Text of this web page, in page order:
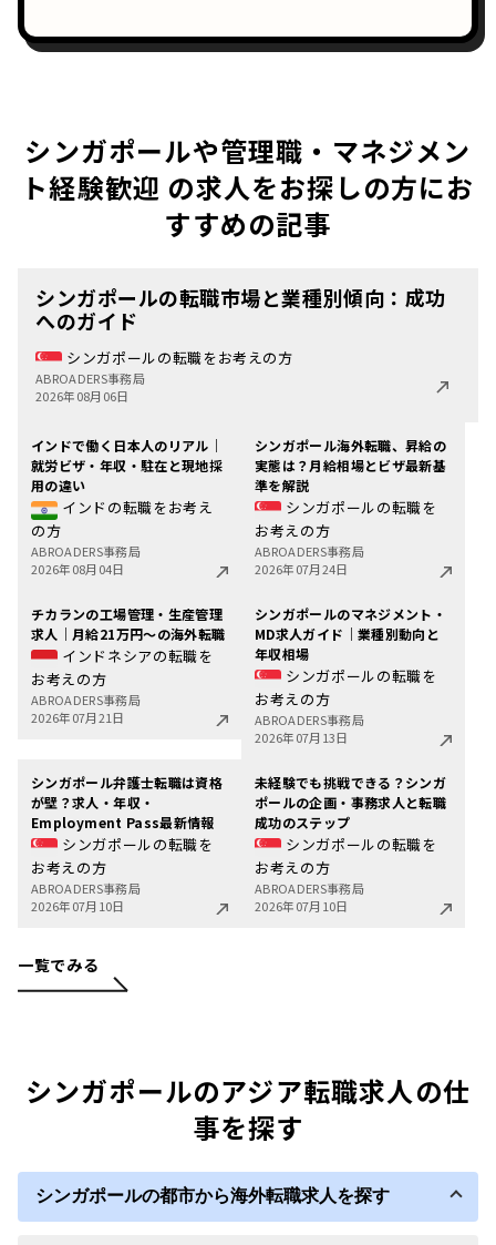
シンガポールや管理職・マネジメン
ト経験歓迎 の求人をお探しの方にお
すすめの記事
シンガポールの転職市場と業種別傾向：成功
へのガイド
シンガポールの転職をお考えの方
ABROADERS事務局
2026年08月06日
インドで働く日本人のリアル｜
就労ビザ・年収・駐在と現地採
用の違い
インドの転職をお考え
の方
ABROADERS事務局
2026年08月04日
シンガポール海外転職、昇給の
実態は？月給相場とビザ最新基
準を解説
シンガポールの転職を
お考えの方
ABROADERS事務局
2026年07月24日
チカランの工場管理・生産管理
求人｜月給21万円〜の海外転職
インドネシアの転職を
お考えの方
ABROADERS事務局
2026年07月21日
シンガポールのマネジメント・
MD求人ガイド｜業種別動向と
年収相場
シンガポールの転職を
お考えの方
ABROADERS事務局
2026年07月13日
シンガポール弁護士転職は資格
が壁？求人・年収・
Employment Pass最新情報
シンガポールの転職を
お考えの方
ABROADERS事務局
2026年07月10日
未経験でも挑戦できる？シンガ
ポールの企画・事務求人と転職
成功のステップ
シンガポールの転職を
お考えの方
ABROADERS事務局
2026年07月10日
一覧でみる
シンガポールのアジア転職求人の仕
事を探す
シンガポールの都市から海外転職求人を探す